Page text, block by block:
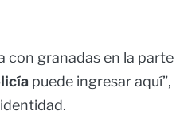
con granadas en la parte
puede ingresar aquí”,